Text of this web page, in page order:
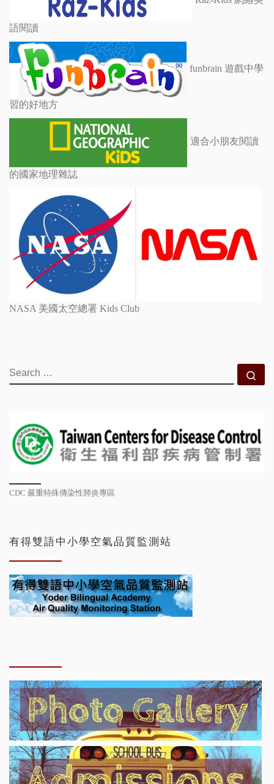
語閱讀
funbrain 遊戲中學
習的好地方
適合小朋友閱讀
的國家地理雜誌
NASA 美國太空總署 Kids Club
SEARCH
CDC 嚴重特殊傳染性肺炎專區
有得雙語中小學空氣品質監測站